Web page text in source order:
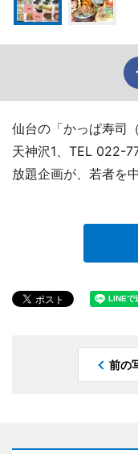
仙台の「かっぱ寿司
天神沢1、TEL 022-
放題企画が、若者を
前の